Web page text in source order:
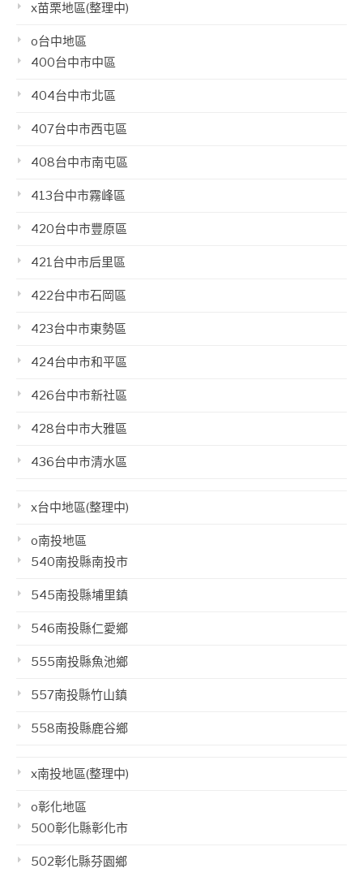
x苗栗地區(整理中)
o台中地區
400台中市中區
404台中市北區
407台中市西屯區
408台中市南屯區
413台中市霧峰區
420台中市豐原區
421台中市后里區
422台中市石岡區
423台中市東勢區
424台中市和平區
426台中市新社區
428台中市大雅區
436台中市清水區
x台中地區(整理中)
o南投地區
540南投縣南投市
545南投縣埔里鎮
546南投縣仁愛鄉
555南投縣魚池鄉
557南投縣竹山鎮
558南投縣鹿谷鄉
x南投地區(整理中)
o彰化地區
500彰化縣彰化市
502彰化縣芬園鄉